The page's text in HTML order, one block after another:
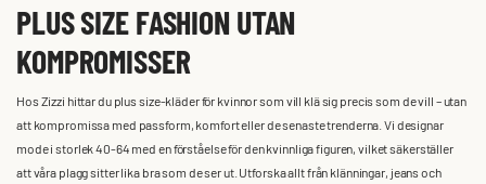
PLUS SIZE FASHION UTAN
KOMPROMISSER
Hos Zizzi hittar du plus size-kläder för kvinnor som vill klä sig precis som de vill – utan
att kompromissa med passform, komfort eller de senaste trenderna. Vi designar
mode i storlek 40-64 med en förståelse för den kvinnliga figuren, vilket säkerställer
att våra plagg sitter lika bra som de ser ut. Utforska allt från klänningar, jeans och